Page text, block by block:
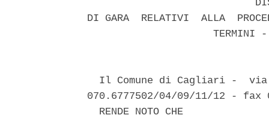
DI GARA  RELATIVI  ALLA
TERMINI
Il Comune di Cagliari -
070.6777502/04/09/11/12 - fax
  RENDE NOTO CHE